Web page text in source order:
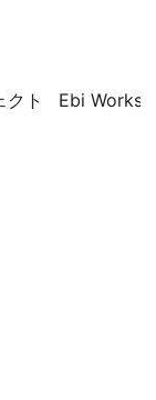
クト Ebi